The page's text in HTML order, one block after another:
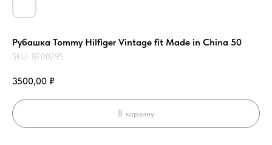
Рубашка Tommy Hilfiger Vintage fit Made in China 50
SKU: BF00295
3500,00 ₽
В корзину